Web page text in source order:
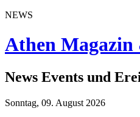
NEWS
Athen Magazin
News Events und
Sonntag, 09. August 2026